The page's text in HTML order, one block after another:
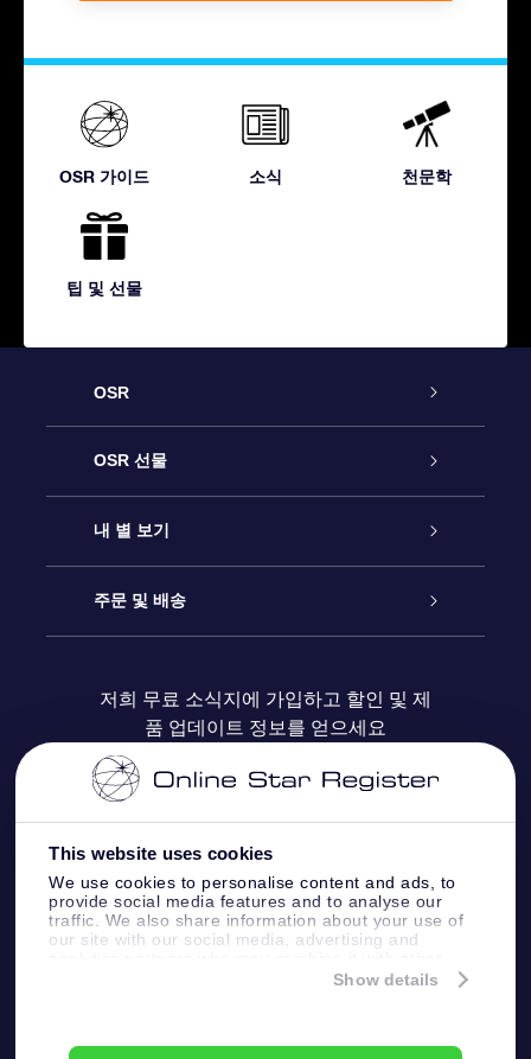
This website uses cookies
We use cookies to personalise content and ads, to
provide social media features and to analyse our
traffic. We also share information about your use of
our site with our social media, advertising and
information that you’ve provided to them or that
Show details
OSR 가이드 소식 천문학
팁 및 선물
OSR
고객 서비스
연락처
블로그
OSR 선물
온라인 별 선물
OSR 선물 팩
OSR 상품권
기업 선물
내 별 보기
Star Register
맞춤 별 페이지
One Million Stars
Fly me to the stars VR 앱
주문 및 배송
결제 정보
배송 정보
환불 정책
별자리
저희 무료 소식지에 가입하고 할인 및 제
품 업데이트 정보를 얻으세요